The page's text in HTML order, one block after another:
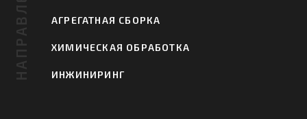
АГРЕГАТНАЯ СБОРКА
ХИМИЧЕСКАЯ ОБРАБОТКА
ИНЖИНИРИНГ